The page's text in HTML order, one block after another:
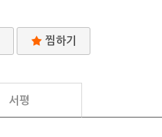
찜하기
서평